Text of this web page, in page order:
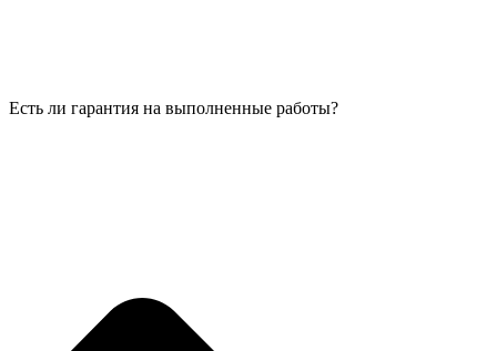
Есть ли гарантия на выполненные работы?